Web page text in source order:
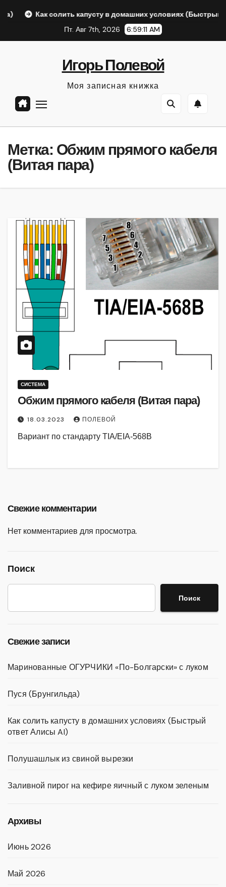
Как солить капусту в домашних условиях (Быстрый
Пт. Авг 7th, 2026
6:59:11 AM
Игорь Полевой
Моя записная книжка
Метка: Обжим прямого кабеля
(Витая пара)
СИСТЕМА
Обжим прямого кабеля (Витая пара)
18.03.2023 ПОЛЕВОЙ
Вариант по стандарту TIA/EIA-568B
Свежие комментарии
Нет комментариев для просмотра.
Поиск
Поиск
Свежие записи
Маринованные ОГУРЧИКИ «По-Болгарски» с луком
Пуся (Брунгильда)
Как солить капусту в домашних условиях (Быстрый
ответ Алисы AI)
Полушашлык из свиной вырезки
Заливной пирог на кефире яичный с луком зеленым
Архивы
Июнь 2026
Май 2026